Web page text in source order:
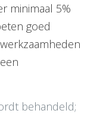
minimaal 5%
goed
behandeld;